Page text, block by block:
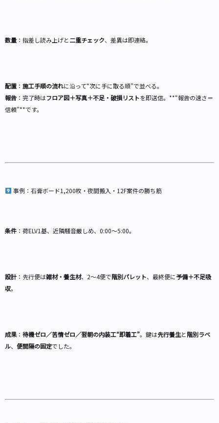
数量：指差し読み上げと二重チェック、差異は即連絡。
配置 ： 施工手順の流れに沿って“次に手に取る順”で並べる。
報告 ：完了時はフロア図＋写真＋不足・破損リストを即送信。**“報告の速さ＝
信頼”**です。
事例：石膏ボード1,200枚・夜間搬入・12F案件の勝ち筋
条件 ：荷ELV1基、近隣騒音厳しめ、0:00〜5:00。
設計 ：先行便は雑材・養生材、2〜4便で階別パレット、最終便に予備＋不足吸
収。
成果： 待機ゼロ／苦情ゼロ／翌朝の内装工“即着工”。鍵は先行養生と階別ラベ
ル、 便間隔の固定でした。